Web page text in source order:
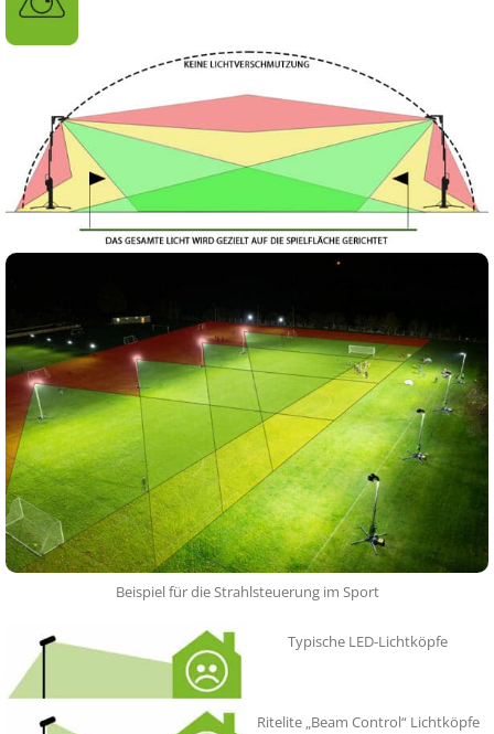
Beispiel für die Strahlsteuerung im Sport
Typische LED-Lichtköpfe
Ritelite „Beam Control“ Lichtköpfe